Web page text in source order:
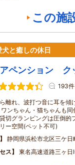
この施
と癒しの休日
ペンション ク
193件
離れ、波打つ音に耳を傾
ンちゃん・猫ちゃんも
切グランピングは圧倒的
ー空間(ペット不可)
静岡県浜松市北区三ケ
ス
東名高速道路三ヶ